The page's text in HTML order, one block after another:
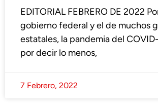
EDITORIAL FEBRERO DE 2022
gobierno federal y el de muchos
estatales, la pandemia del
por decir lo menos,
7 Febrero, 2022